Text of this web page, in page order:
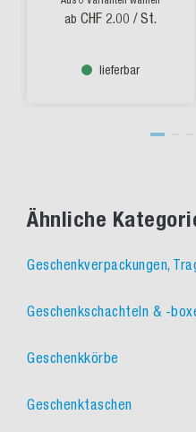
ab CHF 2.00 / St.
lieferbar
Ähnliche
Geschenkverpackungen,
Geschenkschachteln & -
Geschenkkörbe
Geschenktaschen